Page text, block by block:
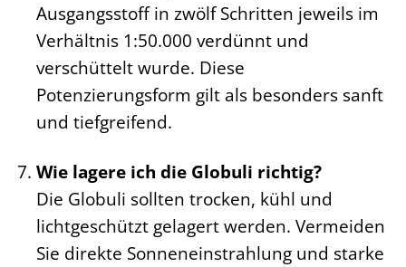
Ausgangsstoff in zwölf Schritten jeweils im
Verhältnis 1:50.000 verdünnt und
verschüttelt wurde. Diese
Potenzierungsform gilt als besonders sanft
und tiefgreifend.
Wie lagere ich die Globuli richtig?
Die Globuli sollten trocken, kühl und
lichtgeschützt gelagert werden. Vermeiden
Sie direkte Sonneneinstrahlung und starke